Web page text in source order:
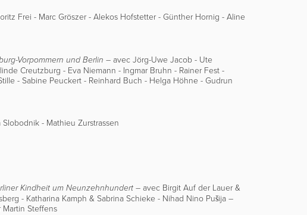
Frei - Marc Gröszer - Alekos Hofstetter - Günther Hornig - Aline
Vorpommern und Berlin – avec Jörg-Uwe Jacob - Ute
Creutzburg - Eva Niemann - Ingmar Bruhn - Rainer Fest -
- Sabine Peuckert - Reinhard Buch - Helga Höhne - Gudrun
- Mathieu Zurstrassen
Kindheit um Neunzehnhundert – avec Birgit Auf der Lauer &
- Katharina Kamph & Sabrina Schieke - Nihad Nino Pušija –
Martin Steffens